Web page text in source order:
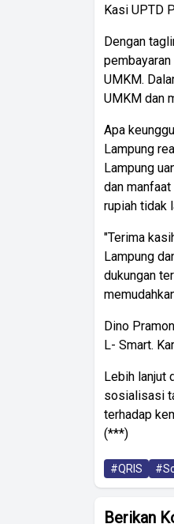
Kasi UPTD
Dengan
UMKM.
UMKM dan
Apa
Lampung
Lampung
dan
rupiah tidak
"Terima
Lampung
dukungan
Dino
L- Smart.
Lebih lanjut
sosialisasi
terhadap
(***)
#QRIS
Berikan